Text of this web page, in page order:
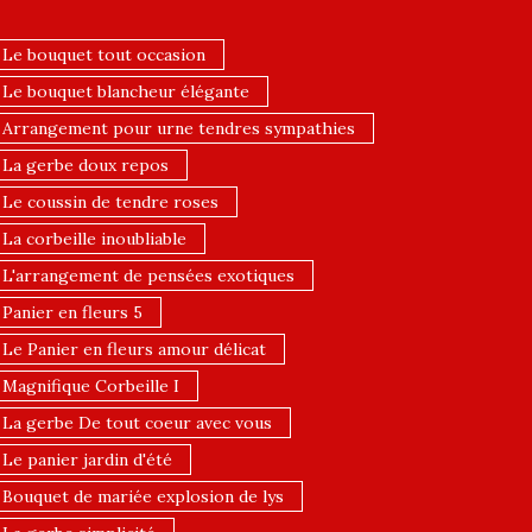
Le bouquet tout occasion
Le bouquet blancheur élégante
Arrangement pour urne tendres sympathies
La gerbe doux repos
Le coussin de tendre roses
La corbeille inoubliable
L'arrangement de pensées exotiques
Panier en fleurs 5
Le Panier en fleurs amour délicat
Magnifique Corbeille I
La gerbe De tout coeur avec vous
Le panier jardin d'été
Bouquet de mariée explosion de lys